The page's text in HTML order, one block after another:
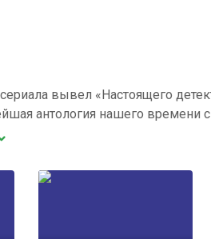
вывел «Настоящего
антология нашего времени